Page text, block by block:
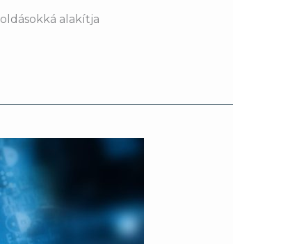
alakítja